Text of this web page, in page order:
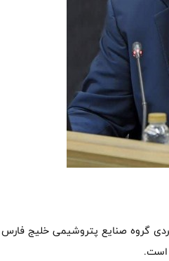
گروه صنایع پتروشیمی خلیج فارس
است.